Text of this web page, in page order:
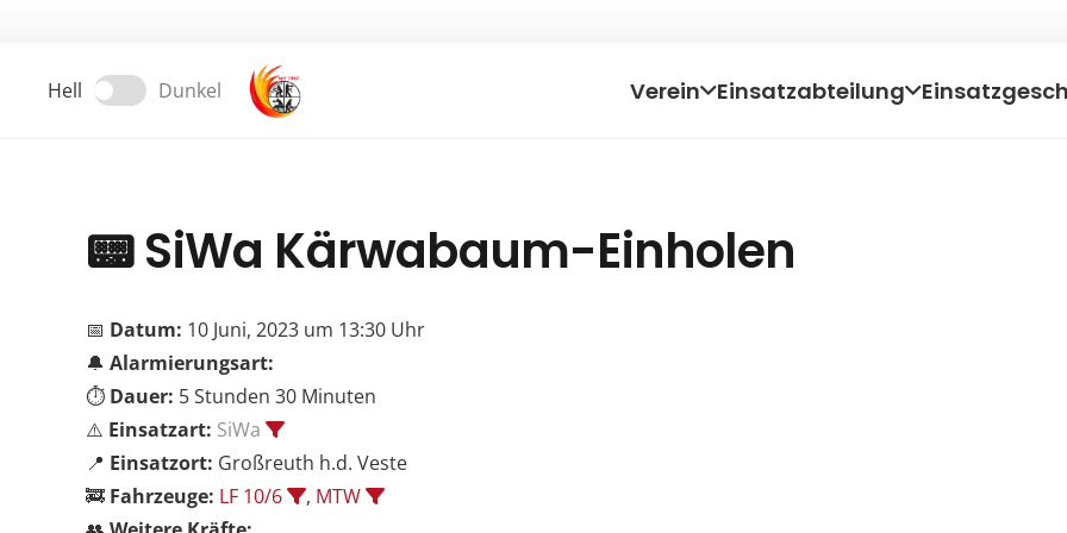
Hell Dunkel Verein Einsatzabteilung
📟SiWa Kärwabaum-Einholen
📅 Datum: 10 Juni, 2023 um 13:30 Uhr
🔔 Alarmierungsart:
⏱️ Dauer: 5 Stunden 30 Minuten
⚠️ Einsatzart: SiWa
📍 Einsatzort: Großreuth h.d. Veste
🚒 Fahrzeuge: LF 10/6 , MTW